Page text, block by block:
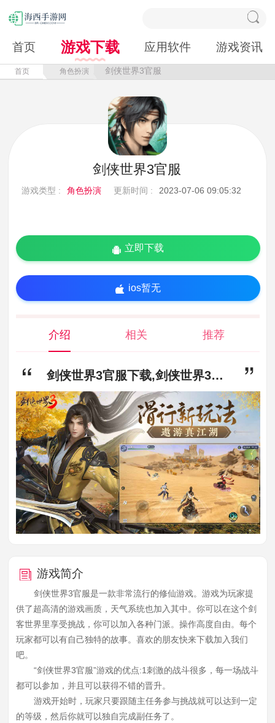
首页 游戏下载 应用软件 游戏资讯
首页 角色扮演 剑侠世界3官服
剑侠世界3官服
游戏类型 : 角色扮演 更新时间 : 2023-07-06 09:05:32
立即下载
ios暂无
介绍 相关 推荐
剑侠世界3官服下载,剑侠世界3官服安卓版手机下载
游戏简介
剑侠世界3官服是一款非常流行的修仙游戏。游戏为玩家提
供了超高清的游戏画质，天气系统也加入其中。你可以在这个剑
客世界里享受挑战，你可以加入各种门派。操作高度自由。每个
玩家都可以有自己独特的故事。喜欢的朋友快来下载加入我们
吧。
“剑侠世界3官服”游戏的优点:1刺激的战斗很多，每一场战斗
都可以参加，并且可以获得不错的晋升。
游戏开始时，玩家只要跟随主任务参与挑战就可以达到一定
的等级，然后你就可以独自完成副任务了。